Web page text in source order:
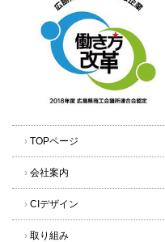
› TOPページ
› 会社案内
› CIデザイン
› 取り組み